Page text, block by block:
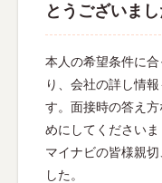
とうございまし
本人の希望条件に
り、会社の詳し情
す。面接時の答え
めにしてくださいま
マイナビの皆様親
した。